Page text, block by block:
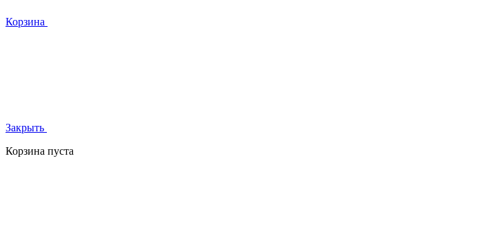
Корзина
Закрыть
Корзина пуста